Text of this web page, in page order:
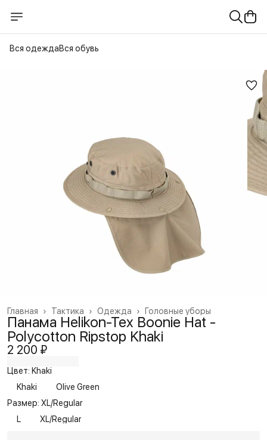
Вся одеждаВся обувь
Головные уборы
Одежда ›
Тактика ›
Главная ›
Панама Helikon-Tex Boonie Hat -
Polycotton Ripstop Khaki
2 200 ₽
Цвет: Khaki
Khaki
Olive Green
Размер: XL/Regular
L
XL/Regular